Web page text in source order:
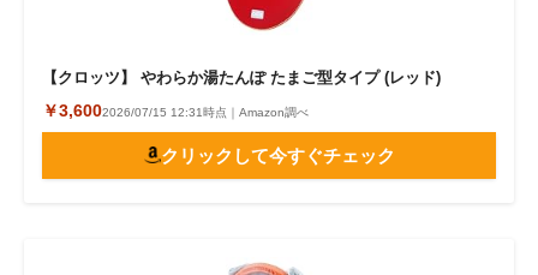
【クロッツ】 やわらか湯たんぽ たまご型タイプ (レッド)
￥3,6002026/07/15 12:31時点｜Amazon調べ
クリックして今すぐチェック